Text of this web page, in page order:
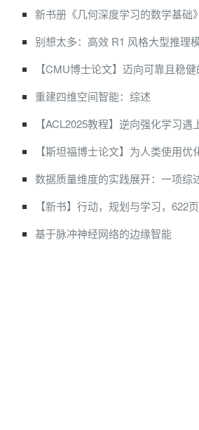
新书册《几何深度学习的数学基础》
别想太多：高效 R1 风格大型推理
【CMU博士论文】迈向可靠且稳
重建四维空间智能：综述
【ACL2025教程】逆向强化学习
【斯坦福博士论文】为人类使用优
数据质量维度的实践展开：一项综
【新书】行动，规划与学习，622
基于脉冲神经网络的边缘智能